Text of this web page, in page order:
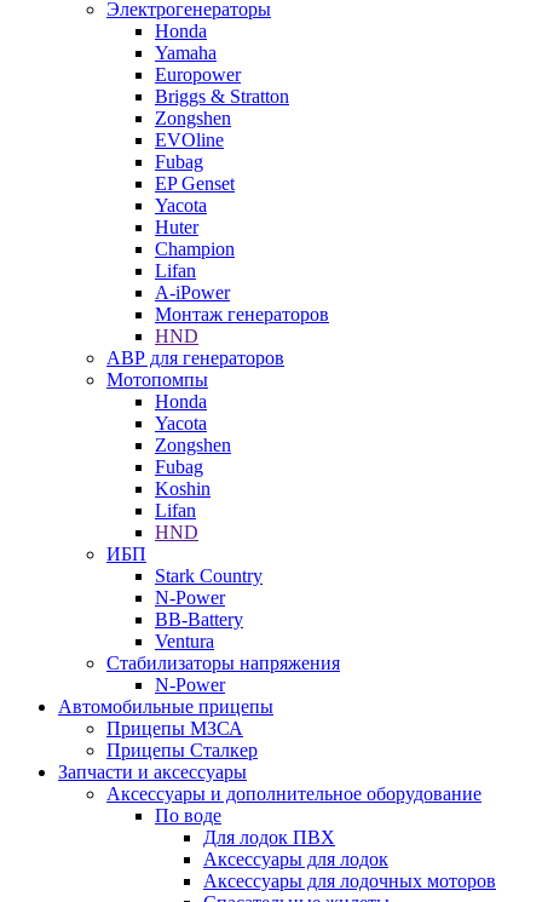
Электрогенераторы
Honda
Yamaha
Europower
Briggs & Stratton
Zongshen
EVOline
Fubag
EP Genset
Yacota
Huter
Champion
Lifan
A-iPower
Монтаж генераторов
HND
АВР для генераторов
Мотопомпы
Honda
Yacota
Zongshen
Fubag
Koshin
Lifan
HND
ИБП
Stark Country
N-Power
BB-Battery
Ventura
Стабилизаторы напряжения
N-Power
Автомобильные прицепы
Прицепы МЗСА
Прицепы Сталкер
Запчасти и аксессуары
Аксессуары и дополнительное оборудование
По воде
Для лодок ПВХ
Аксессуары для лодок
Аксессуары для лодочных моторов